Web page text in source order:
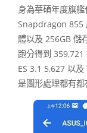
身為華碩年度旗
Snapdragon 855
體以及 256GB 儲
跑分得到
ES 3.1 5,627 以
是圖形處理都有都